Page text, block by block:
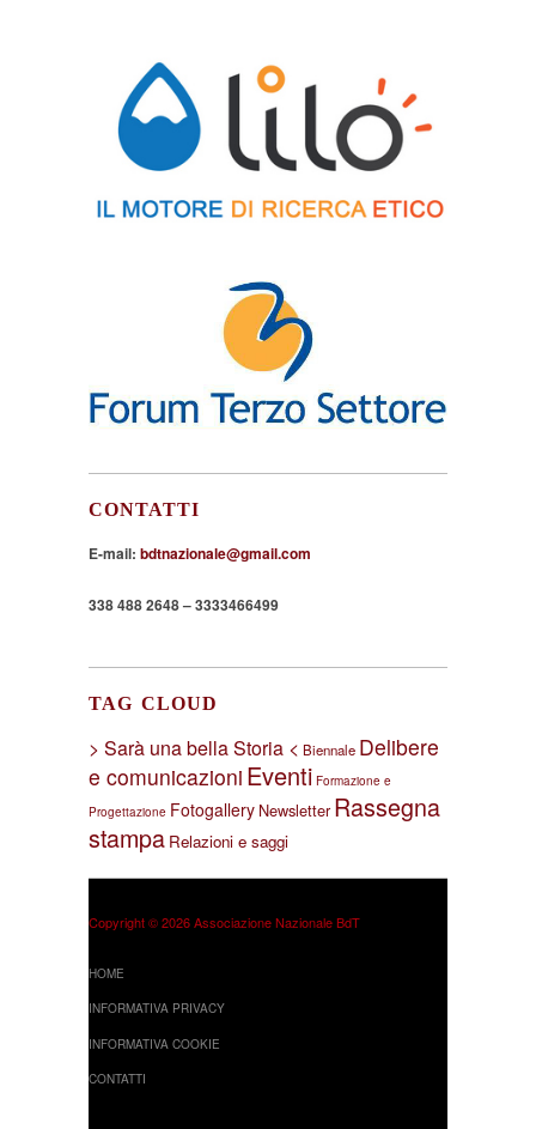
CONTATTI
E-mail: bdtnazionale@gmail.com
338 488 2648 – 3333466499
TAG CLOUD
> Sarà una bella Storia < Biennale Delibere
e comunicazioni Eventi Formazione e
Progettazione Fotogallery Newsletter Rassegna
stampa Relazioni e saggi
Copyright © 2026 Associazione Nazionale BdT
HOME
INFORMATIVA PRIVACY
INFORMATIVA COOKIE
CONTATTI